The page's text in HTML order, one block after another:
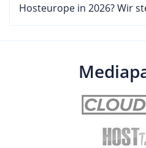
Hosteurope in 2026? Wir